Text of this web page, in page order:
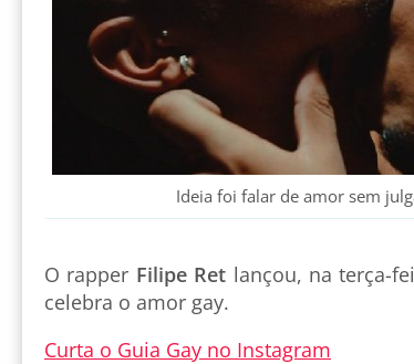
Ideia foi falar de amor sem
O rapper Filipe Ret lançou, na terça-
celebra o amor gay.
Curta o Guia Gay no Instagram